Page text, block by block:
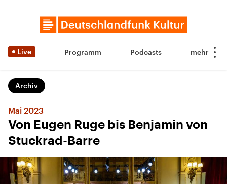
Live Programm Podcasts
Archiv
Mai 2023
Von Eugen Ruge bis Benjamin von
Stuckrad-Barre